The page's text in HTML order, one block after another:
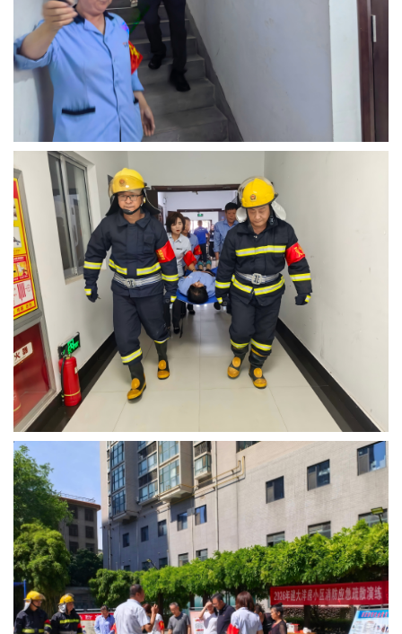
首
页
公司
概况
公司简介
组织架构
信息公开
权属单位
新闻
中心
集团要闻
公司新闻
招标采购
教育专栏
通知公告
经营
项目
物业管理
党群动态
廉政建设
专题栏目
联系
我们